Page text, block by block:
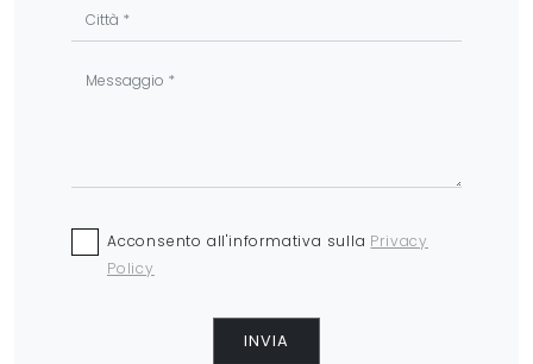
Acconsento all'informativa sulla Privacy
Policy
INVIA